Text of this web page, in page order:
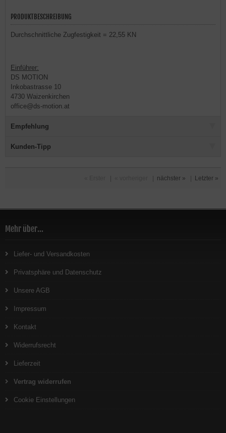
PRODUKTBESCHREIBUNG
Durchschnittliche Zugfestigkeit = 22,55 KN
Einführer:
DS MOTION
Inkobastrasse 10
4730 Waizenkirchen
office@ds-motion.at
Empfehlung
Kunden-Tipp
nächster » Letzter »
Mehr über...
Liefer- und Versandkosten
Privatsphäre und Datenschutz
Unsere AGB
Impressum
Kontakt
Widerrufsrecht
Lieferzeit
Vertrag widerrufen
Cookie Einstellungen